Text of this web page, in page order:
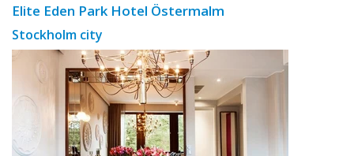
Elite Eden Park Hotel Östermalm
Stockholm city